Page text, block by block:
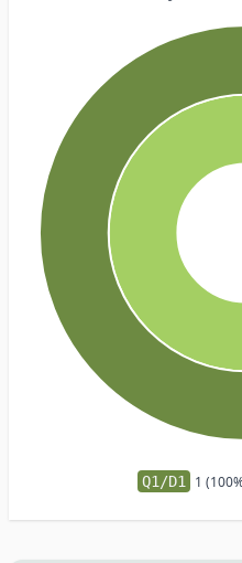
Q1/D1 1